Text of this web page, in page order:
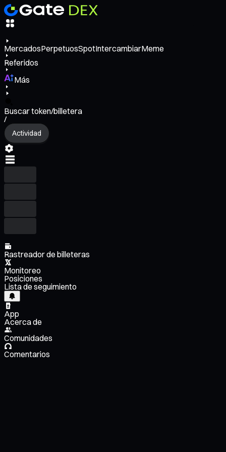
MercadosPerpetuosSpotIntercambiarMeme
Referidos
Más
Buscar token/billetera
/
Actividad
Rastreador de billeteras
Monitoreo
Posiciones
Lista de seguimiento
App
Acerca de
Comunidades
Comentarios